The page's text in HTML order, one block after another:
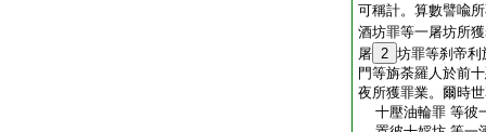
可稱計。算數譬喩
酒坊罪等一屠坊所
屠 2 坊罪等刹帝利
門等旃荼羅人於前
夜所獲罪業。爾時
十壓油輪罪 等彼